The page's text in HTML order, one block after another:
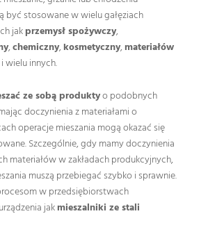
być stosowane w wielu gałęziach
jakprzemysł spożywczy,
,chemiczny,kosmetyczny,materiałów
i wielu innych.
ze sobą produktyo podobnych
doczynienia z materiałami o
operacje mieszania mogą okazać się
Szczególnie, gdy mamy doczynienia
materiałów w zakładach produkcyjnych,
muszą przebiegać szybko i sprawnie.
w przedsiębiorstwach
jakmieszalniki ze stali